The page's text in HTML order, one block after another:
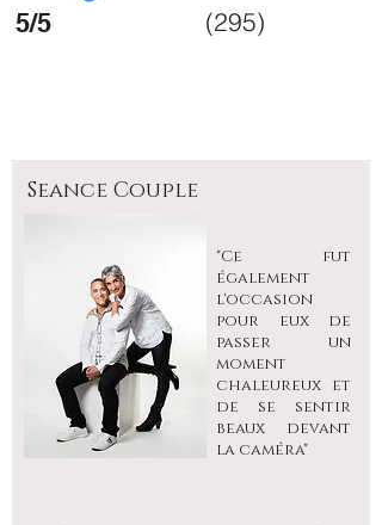
5/5 (295)
Seance Couple
"Ce fut
également
l'occasion
pour eux de
passer un
moment
chaleureux et
de se sentir
beaux devant
la caméra"